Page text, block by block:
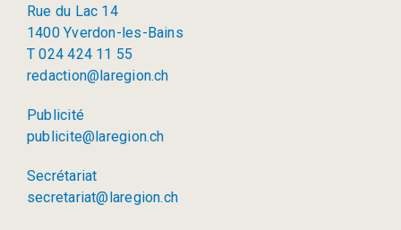
Rue du Lac 14
1400 Yverdon-les-Bains
T 024 424 11 55
redaction@laregion.ch
Publicité
publicite@laregion.ch
Secrétariat
secretariat@laregion.ch